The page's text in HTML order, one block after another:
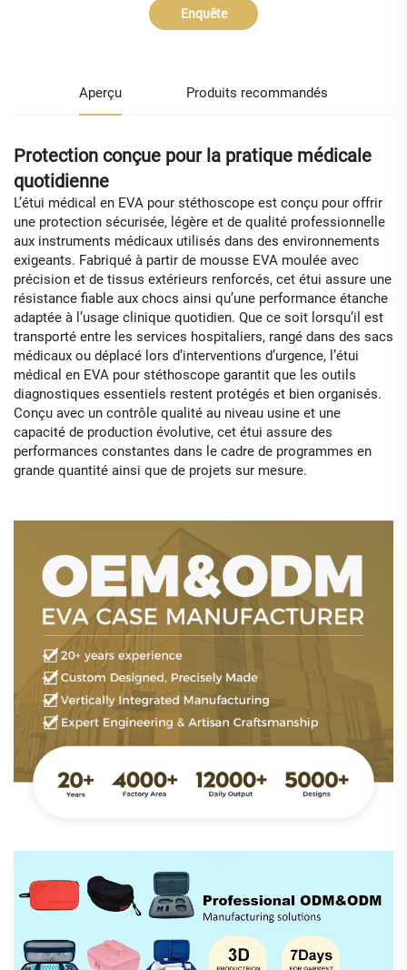
Enquête
Aperçu Produits recommandés
Protection conçue pour la pratique médicale
quotidienne
L’étui médical en EVA pour stéthoscope est conçu pour offrir
une protection sécurisée, légère et de qualité professionnelle
aux instruments médicaux utilisés dans des environnements
exigeants. Fabriqué à partir de mousse EVA moulée avec
précision et de tissus extérieurs renforcés, cet étui assure une
résistance fiable aux chocs ainsi qu’une performance étanche
adaptée à l’usage clinique quotidien. Que ce soit lorsqu’il est
transporté entre les services hospitaliers, rangé dans des sacs
médicaux ou déplacé lors d’interventions d’urgence, l’étui
médical en EVA pour stéthoscope garantit que les outils
diagnostiques essentiels restent protégés et bien organisés.
Conçu avec un contrôle qualité au niveau usine et une
capacité de production évolutive, cet étui assure des
performances constantes dans le cadre de programmes en
grande quantité ainsi que de projets sur mesure.